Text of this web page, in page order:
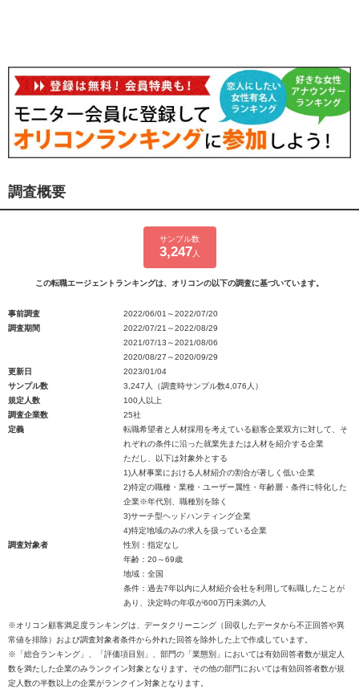
調査概要
サンプル数
3,247 人
この転職エージェントランキングは、オリコンの以下の調査に基づいています。
事前調査
2022/06/01～2022/07/20
調査期間
2022/07/21～2022/08/29
2021/07/13～2021/08/06
2020/08/27～2020/09/29
更新日
2023/01/04
サンプル数
3,247人（調査時サンプル数4,076人）
規定人数
100人以上
調査企業数
25社
定義
転職希望者と人材採用を考えている顧客企業双方に対して、そ
れぞれの条件に沿った就業先または人材を紹介する企業
ただし、以下は対象外とする
1)人材事業における人材紹介の割合が著しく低い企業
2)特定の職種・業種・ユーザー属性・年齢層・条件に特化した
企業※年代別、職種別を除く
3)サーチ型ヘッドハンティング企業
4)特定地域のみの求人を扱っている企業
調査対象者
性別：指定なし
年齢：20～69歳
地域：全国
条件：過去7年以内に人材紹介会社を利用して転職したことが
あり、決定時の年収が600万円未満の人
※オリコン顧客満足度ランキングは、データクリーニング（回収したデータから不正回答や異
常値を排除）および調査対象者条件から外れた回答を除外した上で作成しています。
※「総合ランキング」、「評価項目別」、部門の「業態別」においては有効回答者数が規定人
数を満たした企業のみランクイン対象となります。その他の部門においては有効回答者数が規
定人数の半数以上の企業がランクイン対象となります。